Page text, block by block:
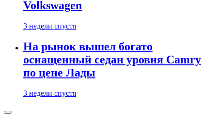
Volkswagen
3 недели спустя
На рынок вышел богато
оснащенный седан уровня Camry
по цене Лады
3 недели спустя